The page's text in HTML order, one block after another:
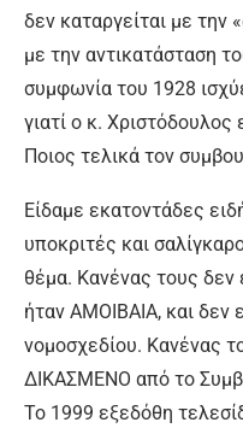
δεν καταργείται με την
με την αντικατάσταση
συμφωνία του 1928
γιατί ο κ. Χριστόδουλος
Ποιος τελικά τον
Είδαμε εκατοντάδες
υποκριτές και
θέμα. Κανένας τους
ήταν ΑΜΟΙΒΑΙΑ, και δεν
νομοσχεδίου. Κανένας
ΔΙΚΑΣΜΕΝΟ από το
Το 1999 εξεδόθη